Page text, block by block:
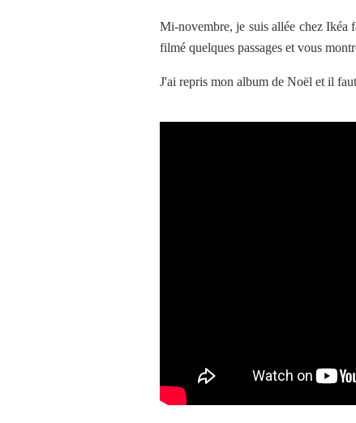
Mi-novembre, je suis allée chez Ikéa
filmé quelques passages et vous
J'ai repris mon album de Noël et il